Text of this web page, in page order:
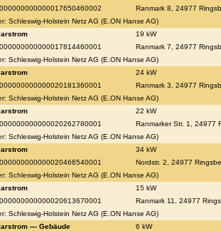
Ranmark 8, 24977
Schleswig-Holstein Netz AG (E.ON Hanse AG)
19 kW
Ranmark 7, 24977
Schleswig-Holstein Netz AG (E.ON Hanse AG)
24 kW
Ranmark 3, 24977
Schleswig-Holstein Netz AG (E.ON Hanse AG)
22 kW
Ranmarker Str. 1, 24977
Schleswig-Holstein Netz AG (E.ON Hanse AG)
34 kW
Nordstr. 2, 24977
Schleswig-Holstein Netz AG (E.ON Hanse AG)
15 kW
Ranmark 11, 24977
Schleswig-Holstein Netz AG (E.ON Hanse AG)
— Gebäude
6 kW